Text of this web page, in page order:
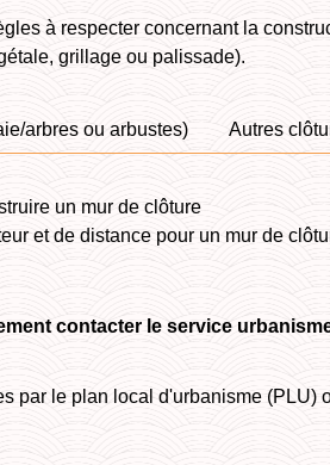
à respecter concernant la
grillage ou palissade).
arbres ou arbustes) Autres
et de distance pour un mur de
contacter le service
par le plan local d'urbanisme (PLU)